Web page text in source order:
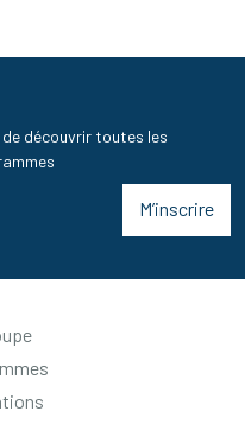
découvrir toutes les
M’inscrire